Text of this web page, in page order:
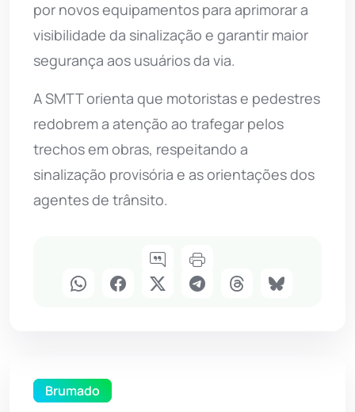
por novos equipamentos para aprimorar a
visibilidade da sinalização e garantir maior
segurança aos usuários da via.
A SMTT orienta que motoristas e pedestres
redobrem a atenção ao trafegar pelos
trechos em obras, respeitando a
sinalização provisória e as orientações dos
agentes de trânsito.
Brumado